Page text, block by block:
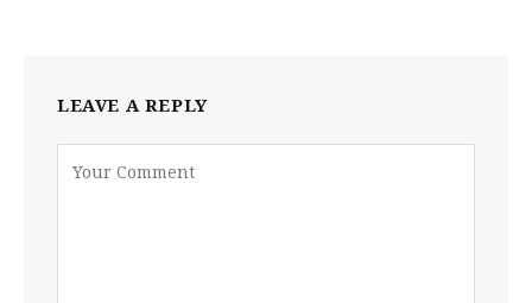
LEAVE A REPLY